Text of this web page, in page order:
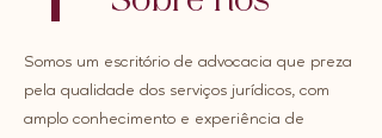
Somos um escritório de advocacia que preza
pela qualidade dos serviços jurídicos, com
amplo conhecimento e experiência de